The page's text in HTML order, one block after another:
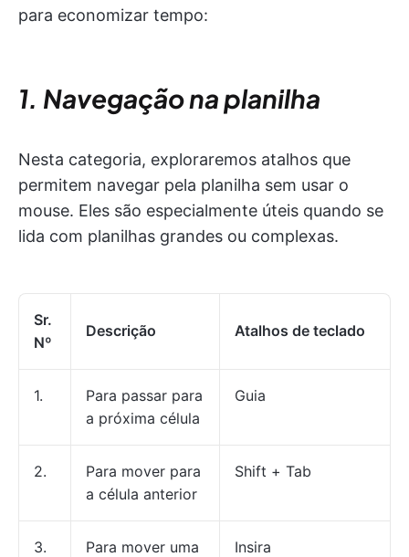
para economizar tempo:
1. Navegação na planilha
Nesta categoria, exploraremos atalhos que
permitem navegar pela planilha sem usar o
mouse. Eles são especialmente úteis quando se
lida com planilhas grandes ou complexas.
Sr.
Nº
Descrição Atalhos de teclado
1.
Para passar para
a próxima célula
Guia
2.
Para mover para
a célula anterior
Shift + Tab
3.
Para mover uma
Insira